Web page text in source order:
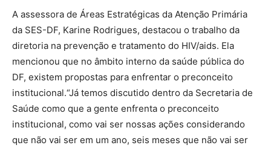
A assessora de Áreas Estratégicas da Atenção Primária
da SES-DF, Karine Rodrigues, destacou o trabalho da
diretoria na prevenção e tratamento do HIV/aids. Ela
mencionou que no âmbito interno da saúde pública do
DF, existem propostas para enfrentar o preconceito
institucional.“Já temos discutido dentro da Secretaria de
Saúde como que a gente enfrenta o preconceito
institucional, como vai ser nossas ações considerando
que não vai ser em um ano, seis meses que não vai ser